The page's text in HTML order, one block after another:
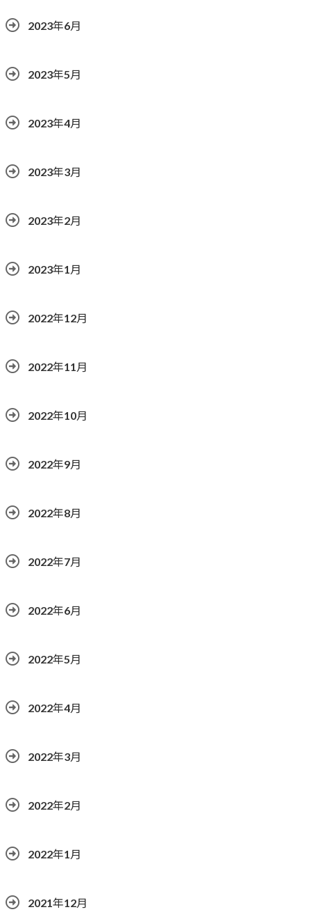
2023年6月
2023年5月
2023年4月
2023年3月
2023年2月
2023年1月
2022年12月
2022年11月
2022年10月
2022年9月
2022年8月
2022年7月
2022年6月
2022年5月
2022年4月
2022年3月
2022年2月
2022年1月
2021年12月